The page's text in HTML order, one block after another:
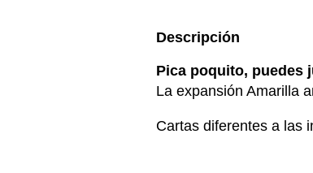
Descripción
Pica poquito, puedes
La expansión Amarilla
Cartas diferentes a las